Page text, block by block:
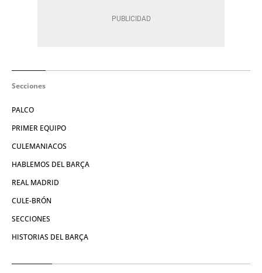
Secciones
PALCO
PRIMER EQUIPO
CULEMANIACOS
HABLEMOS DEL BARÇA
REAL MADRID
CULE-BRÓN
SECCIONES
HISTORIAS DEL BARÇA